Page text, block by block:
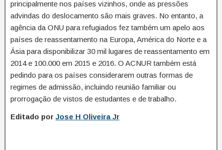
principalmente nos países vizinhos, onde as pressões
advindas do deslocamento são mais graves. No entanto, a
agência da ONU para refugiados fez também um apelo aos
países de reassentamento na Europa, América do Norte e a
Ásia para disponibilizar 30 mil lugares de reassentamento em
2014 e 100.000 em 2015 e 2016. O ACNUR também está
pedindo para os países considerarem outras formas de
regimes de admissão, incluindo reunião familiar ou
prorrogação de vistos de estudantes e de trabalho.
Editado por Jose H Oliveira Jr